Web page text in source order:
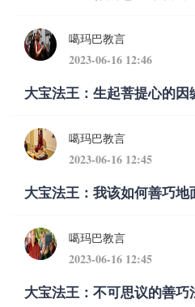
噶玛巴教言
2023-06-16 12:46
大宝法王：生起菩提心的因
噶玛巴教言
2023-06-16 12:45
大宝法王：我该如何善巧地
噶玛巴教言
2023-06-16 12:45
大宝法王：不可思议的善巧